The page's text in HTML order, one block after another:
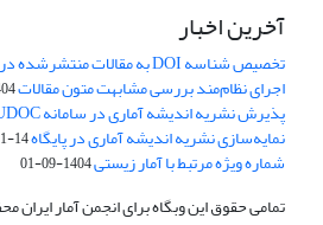
آخرین اخبار
تخصیص شناسه DOI به مقالات منتشرشده در سال ۱۴۰۳
اجرای نظام‌مند بررسی مشابهت متون مقالات14
پذیرش نشریه اندیشه آماری در سامانه SUDOC فرانسه
نمایه‌سازی نشریه اندیشه آماری در پایگاه ROAD14
شماره ویژه مرتبط با آمار زیستی1404-09-01
تمامی حقوق این وبگاه برای انجمن آمار ایران